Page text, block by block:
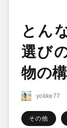
とん
選び
物の
yokke77
その他